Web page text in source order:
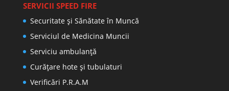
SERVICII SPEED FIRE
Securitate și Sănătate în Muncă
Serviciul de Medicina Muncii
Serviciu ambulanță
Curățare hote și tubulaturi
Verificări P.R.A.M